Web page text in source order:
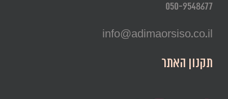
050-9548677
info@adimaorsiso.co.il
תקנון האתר